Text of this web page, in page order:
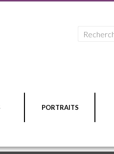
PORTRAITS